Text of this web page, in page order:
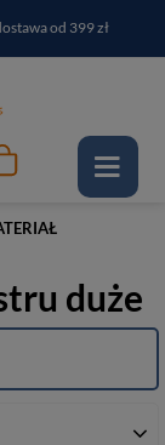
od 399 zł
i odbierz RABAT
duże